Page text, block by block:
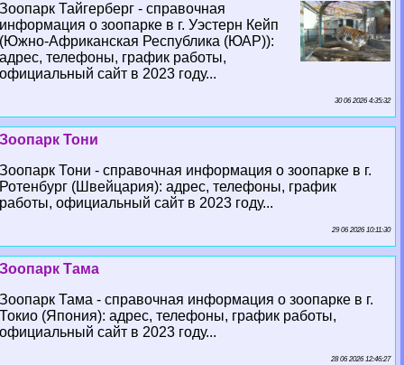
Зоопарк Тайгерберг - справочная
информация о зоопарке в г. Уэстерн Кейп
(Южно-Африканская Республика (ЮАР)):
адрес, телефоны, график работы,
официальный сайт в 2023 году...
30 06 2026 4:35:32
Зоопарк Тони
Зоопарк Тони - справочная информация о зоопарке в г.
Ротенбург (Швейцария): адрес, телефоны, график
работы, официальный сайт в 2023 году...
29 06 2026 10:11:30
Зоопарк Тама
Зоопарк Тама - справочная информация о зоопарке в г.
Токио (Япония): адрес, телефоны, график работы,
официальный сайт в 2023 году...
28 06 2026 12:46:27